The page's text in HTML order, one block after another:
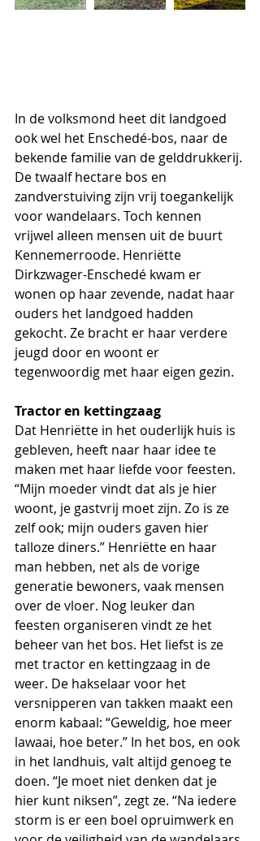
In de volksmond heet dit landgoed
ook wel het Enschedé-bos, naar de
bekende familie van de gelddrukkerij.
De twaalf hectare bos en
zandverstuiving zijn vrij toegankelijk
voor wandelaars. Toch kennen
vrijwel alleen mensen uit de buurt
Kennemerroode. Henriëtte
Dirkzwager-Enschedé kwam er
wonen op haar zevende, nadat haar
ouders het landgoed hadden
gekocht. Ze bracht er haar verdere
jeugd door en woont er
tegenwoordig met haar eigen gezin.
Tractor en kettingzaag
Dat Henriëtte in het ouderlijk huis is
gebleven, heeft naar haar idee te
maken met haar liefde voor feesten.
“Mijn moeder vindt dat als je hier
woont, je gastvrij moet zijn. Zo is ze
zelf ook; mijn ouders gaven hier
talloze diners.” Henriëtte en haar
man hebben, net als de vorige
generatie bewoners, vaak mensen
over de vloer. Nog leuker dan
feesten organiseren vindt ze het
beheer van het bos. Het liefst is ze
met tractor en kettingzaag in de
weer. De hakselaar voor het
versnipperen van takken maakt een
enorm kabaal: “Geweldig, hoe meer
lawaai, hoe beter.” In het bos, en ook
in het landhuis, valt altijd genoeg te
doen. “Je moet niet denken dat je
hier kunt niksen”, zegt ze. “Na iedere
storm is er een boel opruimwerk en